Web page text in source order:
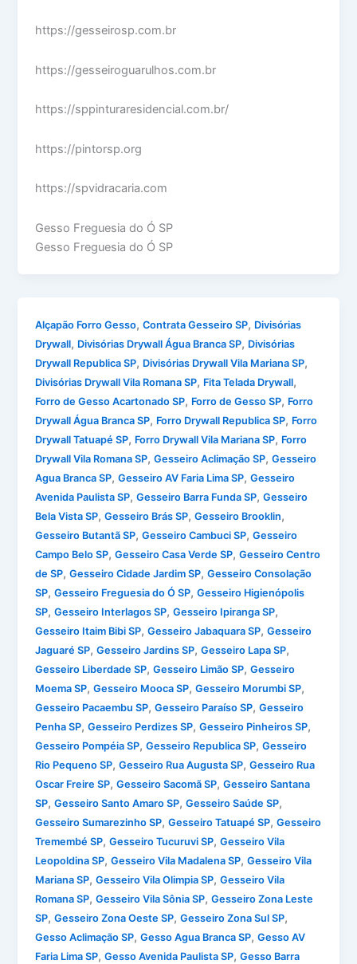
https://gesseirosp.com.br
https://gesseiroguarulhos.com.br
https://sppinturaresidencial.com.br/
https://pintorsp.org
https://spvidracaria.com
Gesso Freguesia do Ó SP
Gesso Freguesia do Ó SP
Alçapão Forro Gesso,Contrata Gesseiro SP, Divisórias
Drywall, Divisórias Drywall Água Branca SP, Divisórias
Drywall Republica SP, Divisórias Drywall Vila Mariana SP,
Divisórias Drywall Vila Romana SP, Fita Telada Drywall,
Forro de Gesso Acartonado SP, Forro de Gesso SP, Forro
Drywall Água Branca SP, Forro Drywall Republica SP, Forro
Drywall Tatuapé SP, Forro Drywall Vila Mariana SP, Forro
Drywall Vila Romana SP,Gesseiro Aclimação SP,Gesseiro
Agua Branca SP,Gesseiro AV Faria Lima SP,Gesseiro
Avenida Paulista SP,Gesseiro Barra Funda SP,Gesseiro
Bela Vista SP,Gesseiro Brás SP,Gesseiro Brooklin,
Gesseiro Butantã SP,Gesseiro Cambuci SP,Gesseiro
Campo Belo SP,Gesseiro Casa Verde SP,Gesseiro Centro
de SP,Gesseiro Cidade Jardim SP,Gesseiro Consolação
SP,Gesseiro Freguesia do Ó SP,Gesseiro Higienópolis
SP,Gesseiro Interlagos SP,Gesseiro Ipiranga SP,
Gesseiro Itaim Bibi SP,Gesseiro Jabaquara SP,Gesseiro
Jaguaré SP,Gesseiro Jardins SP,Gesseiro Lapa SP,
Gesseiro Liberdade SP,Gesseiro Limão SP,Gesseiro
Moema SP,Gesseiro Mooca SP,Gesseiro Morumbi SP,
Gesseiro Pacaembu SP,Gesseiro Paraíso SP,Gesseiro
Penha SP,Gesseiro Perdizes SP,Gesseiro Pinheiros SP,
Gesseiro Pompéia SP,Gesseiro Republica SP,Gesseiro
Rio Pequeno SP,Gesseiro Rua Augusta SP,Gesseiro Rua
Oscar Freire SP,Gesseiro Sacomã SP,Gesseiro Santana
SP,Gesseiro Santo Amaro SP,Gesseiro Saúde SP,
Gesseiro Sumarezinho SP,Gesseiro Tatuapé SP,Gesseiro
Tremembé SP,Gesseiro Tucuruvi SP,Gesseiro Vila
Leopoldina SP,Gesseiro Vila Madalena SP,Gesseiro Vila
Mariana SP,Gesseiro Vila Olimpia SP,Gesseiro Vila
Romana SP,Gesseiro Vila Sônia SP,Gesseiro Zona Leste
SP,Gesseiro Zona Oeste SP,Gesseiro Zona Sul SP,
Gesso Aclimação SP,Gesso Agua Branca SP,Gesso AV
Faria Lima SP,Gesso Avenida Paulista SP,Gesso Barra